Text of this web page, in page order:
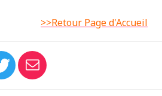
>>Retour Page d'Accueil